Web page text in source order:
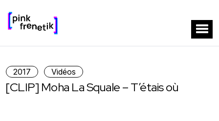
2017 Vidéos
[CLIP] Moha La Squale – T’étais où